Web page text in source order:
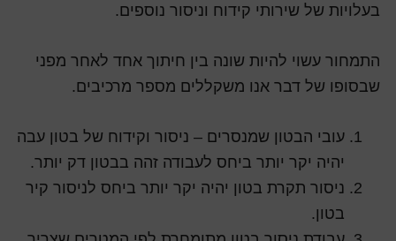
בעלויות של שירותי קידוח וניסור נוספים.
התמחור עשוי להיות שונה בין חיתוך אחד לאחר מפני
שבסופו של דבר אנו משקללים מספר מרכיבים.
עובי הבטון שמנסרים – ניסור וקידוח של בטון עבה
יהיה יקר יותר ביחס לעבודה זהה בבטון דק יותר.
ניסור תקרת בטון יהיה יקר יותר ביחס לניסור קיר
בטון.